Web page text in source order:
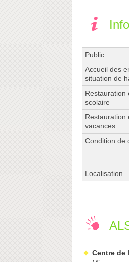
Public
Accueil des
situation de
Restauration
scolaire
Restauration
vacances
Condition de
Localisation
Centre de